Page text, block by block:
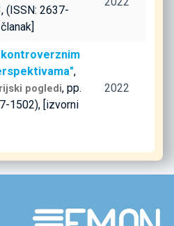
(ISSN: 2637-
kontroverznim
,
pogledi, pp.
1502), [izvorni
2022